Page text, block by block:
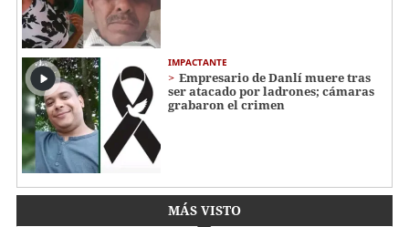
IMPACTANTE
Empresario de Danlí muere tras
ser atacado por ladrones; cámaras
grabaron el crimen
MÁS VISTO